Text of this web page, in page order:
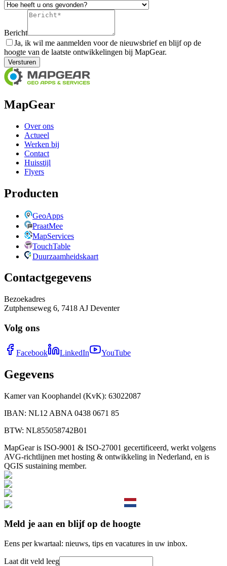
Bericht
Ja, ik wil me aanmelden voor de nieuwsbrief en blijf op de
hoogte van de laatste ontwikkelingen bij MapGear.
Versturen
MapGear
Over ons
Actueel
Werken bij
Contact
Huisstijl
Flyers
Producten
GeoApps
PraatMee
MapServices
TouchTable
Duurzaamheidskaart
Contactgegevens
Bezoekadres
Zutphenseweg 6, 7418 AJ Deventer
Volg ons
Facebook LinkedIn YouTube
Gegevens
Kamer van Koophandel (KvK): 63022087
IBAN: NL12 ABNA 0438 0671 85
BTW: NL855058742B01
MapGear is ISO-9001 & ISO-27001 gecertificeerd, werkt volgens
AVG-richtlijnen met hosting & ontwikkeling in Nederland, en is
QGIS sustaining member.
Meld je aan en blijf op de hoogte
Eens per kwartaal: nieuws, tips en vacatures in uw inbox.
Laat dit veld leeg